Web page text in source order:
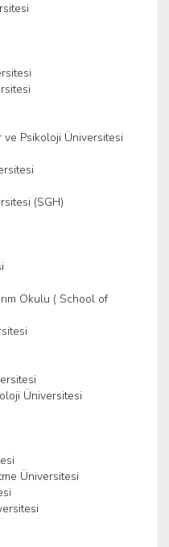
Psikoloji Üniversitesi
(SGH)
Okulu ( School of
Üniversitesi
Üniversitesi